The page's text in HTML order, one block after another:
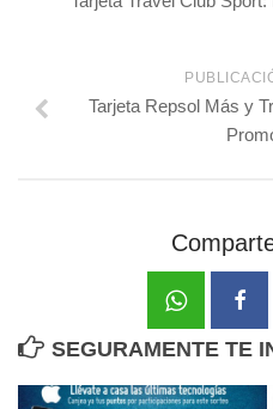
Tarjeta Repsol Más y
SEGURAMENTE TE